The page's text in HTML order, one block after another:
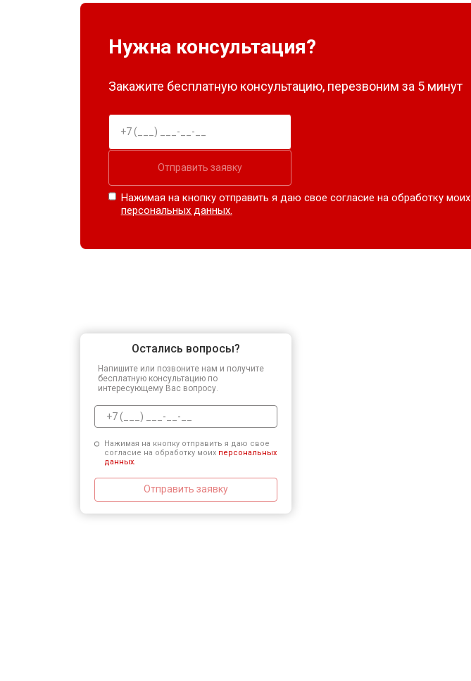
Нужна консультация?
Закажите бесплатную консультацию, перезвоним за 5 минут
Отправить заявку
Нажимая на кнопку отправить я даю свое согласие на обработку моих
персональных данных.
Остались вопросы?
Напишите или позвоните нам и получите
бесплатную консультацию по
интересующему Вас вопросу.
Нажимая на кнопку отправить я даю свое
согласие на обработку моих персональных
данных.
Отправить заявку